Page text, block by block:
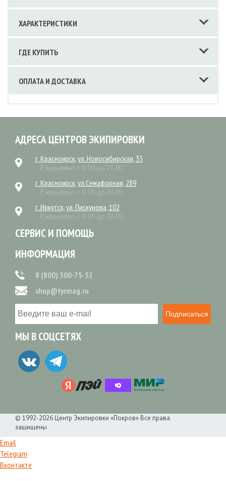
ХАРАКТЕРИСТИКИ
ГДЕ КУПИТЬ
ОПЛАТА И ДОСТАВКА
АДРЕСА ЦЕНТРОВ ЭКИПИРОВКИ
г. Красноярск, ул. Новосибирская, 35
Ежедневно с 9.00 до 21.00
г. Красноярск, ул.Семафорная, 289
Ежедневно с 9.00 до 20.00
г. Иркутск, ул. Пискунова, 102
Ежедневно с 9.00 до 20.00
СЕРВИС И ПОМОЩЬ
ИНФОРМАЦИЯ
8 (800) 500-75-52
shop@tyrmag.ru
Подписаться
МЫ В СОЦСЕТЯХ
© 1992-2026 Центр Экипировки «Покров» Все права
защищены
Email
Telegram
Вконтакте